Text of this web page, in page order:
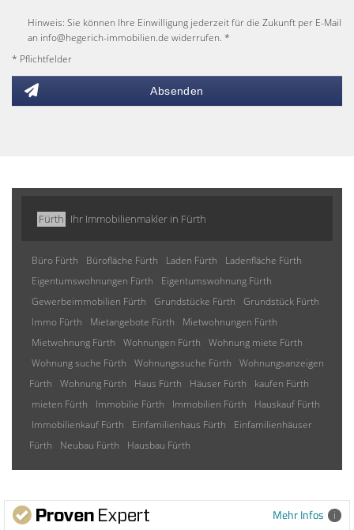
Hinweis: Sie können Ihre Einwilligung jederzeit für die Zukunft per E-Mail
an info@hegerich-immobilien.de widerrufen. *
* Pflichtfelder
Absenden
Fürth Ihr Immobilienmakler in Fürth
Büro Fürth Bürofläche Fürth Laden Fürth
Ladenfläche Fürth
Eigentumswohnungen Fürth
Eigentumswohnung Fürth
Gewerbeimmobilien Fürth
Grundstücke Fürth
Grundstück Fürth
Immo Fürth
Mietangebote Fürth
Mietwohnungen Fürth
Mietwohnung Fürth
Wohnungen Fürth
Wohnung miete Fürth
Wohnung suche Fürth
Wohnungssuche Fürth
Wohnungsanzeigen
Fürth
Wohnung Fürth Haus Fürth Häuser Fürth
kaufen Fürth
mieten Fürth
Immobilie Fürth Immobilien Fürth
Hauskauf Fürth
Immobilienkauf Fürth
Einfamilienhaus Fürth
Einfamilienhäuser
Fürth
Neubau Fürth Hausbau Fürth
Mehr Infos